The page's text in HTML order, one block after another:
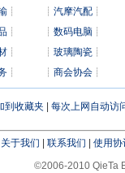
┊ ┊ 汽摩汽配┊
┊ ┊ 数码电脑 ┊
┊ ┊ 玻璃陶瓷┊
┊ ┊ 商会协会┊
到收藏夹 每次上网自动访
关于我们 联系我们
使用协
©2006-2010 QieTa